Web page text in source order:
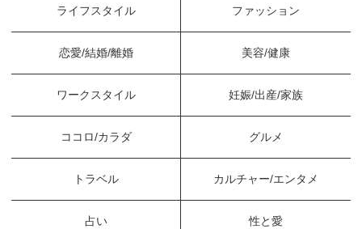
ライフスタイル ファッション
恋愛/結婚/離婚 美容/健康
ワークスタイル 妊娠/出産/家族
ココロ/カラダ グルメ
トラベル カルチャー/エンタメ
占い 性と愛